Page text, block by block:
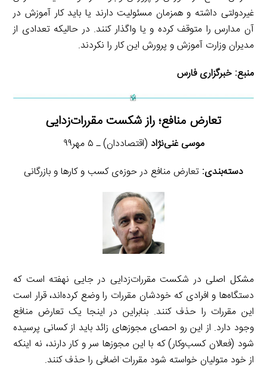
غیردولتی داشته و همزمان مسئولیت دارند یا باید کار آموزش در
آن مدارس را متوقف کرده و یا واگذار کنند. در حالیکه تعدادی از
مدیران وزارت آموزش و پرورش این کار را نکردند.
منبع: خبرگزاری فارس
تعارض منافع؛ راز شکست مقررات‌زدایی
موسی غنی‌نژاد (اقتصاددان) ـ ۵ مهر۹۹
دسته‌بندی: تعارض منافع در حوزه‌ی کسب و کارها و بازرگانی
مشکل اصلی در شکست مقررات‌زدایی در جایی نهفته است که
دستگاه‌ها و افرادی که خودشان مقررات را وضع کرده‌اند، قرار است
این مقررات را حذف کنند. بنابراین در اینجا یک تعارض منافع
وجود دارد. از این رو احصای مجوزهای زائد باید از کسانی پرسیده
شود (فعالان کسب‌وکار) که با این مجوزها سر و کار دارند، نه اینکه
از خود متولیان خواسته شود مقررات اضافی را حذف کنند.